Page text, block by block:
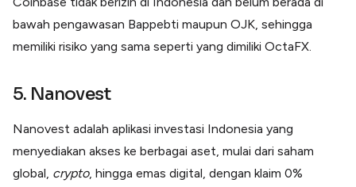
bawah pengawasan Bappebti maupun OJK, sehingga
memiliki risiko yang sama seperti yang dimiliki OctaFX.
5. Nanovest
Nanovest adalah aplikasi investasi Indonesia yang
menyediakan akses ke berbagai aset, mulai dari saham
global, crypto, hingga emas digital, dengan klaim 0%